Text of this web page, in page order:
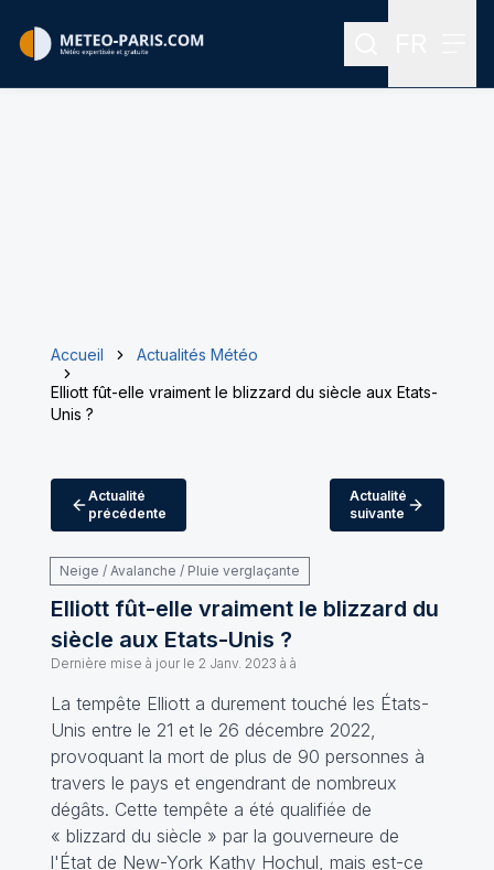
Rechercher
Accueil
Actualités Météo
Elliott fût-elle vraiment le blizzard du siècle aux Etats-
Unis ?
Actualité
précédente
Actualité
suivante
Neige / Avalanche / Pluie verglaçante
Elliott fût-elle vraiment le blizzard du
siècle aux Etats-Unis ?
Dernière mise à jour le 2 Janv. 2023 à à
La tempête Elliott a durement touché les États-
Unis entre le 21 et le 26 décembre 2022,
provoquant la mort de plus de 90 personnes à
travers le pays et engendrant de nombreux
dégâts. Cette tempête a été qualifiée de
« blizzard du siècle » par la gouverneure de
l'État de New-York Kathy Hochul, mais est-ce